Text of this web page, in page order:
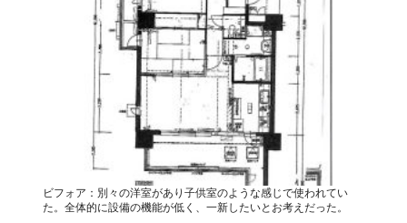
ビフォア：別々の洋室があり子供室のような感じで使われてい
た。全体的に設備の機能が低く、一新したいとお考えだった。